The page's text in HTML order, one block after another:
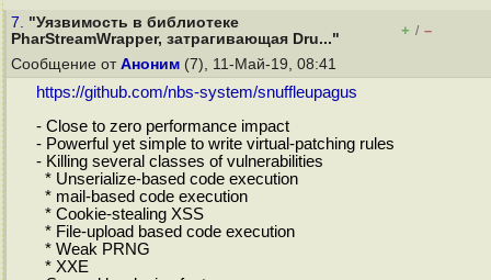
7. "Уязвимость в библиотеке
PharStreamWrapper, затрагивающая Dru..."
+ / –
Сообщение от Аноним (7), 11-Май-19, 08:41
https://github.com/nbs-system/snuffleupagus
- Close to zero performance impact
- Powerful yet simple to write virtual-patching rules
- Killing several classes of vulnerabilities
* Unserialize-based code execution
* mail-based code execution
* Cookie-stealing XSS
* File-upload based code execution
* Weak PRNG
* XXE